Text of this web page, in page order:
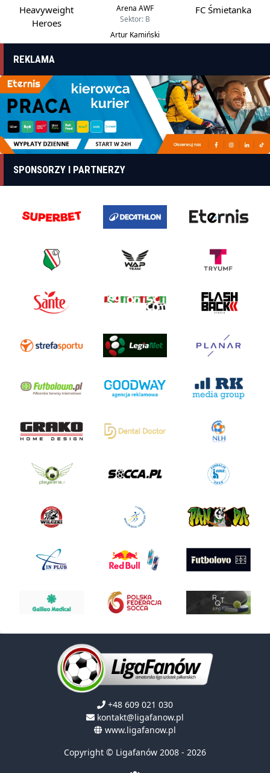
Heavyweight
Heroes
Arena AWF
Sektor: B
Artur Kamiński
FC Śmietanka
REKLAMA
SPONSORZY I PARTNERZY
+48 609 021 030
kontakt@ligafanow.pl
www.ligafanow.pl
Copyright © Ligafanów 2008 - 2026